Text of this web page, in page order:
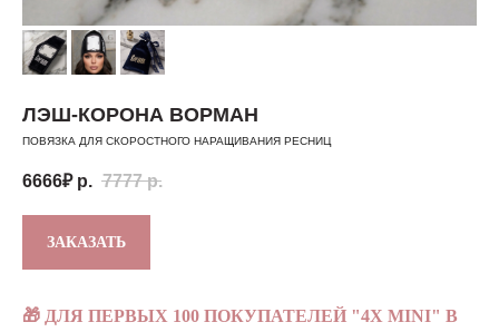
ЛЭШ-КОРОНА ВОРМАН
ПОВЯЗКА ДЛЯ СКОРОСТНОГО НАРАЩИВАНИЯ РЕСНИЦ
6666₽ р. 7777 р.
ЗАКАЗАТЬ
🎁 ДЛЯ ПЕРВЫХ 100 ПОКУПАТЕЛЕЙ "4Х MINI" В